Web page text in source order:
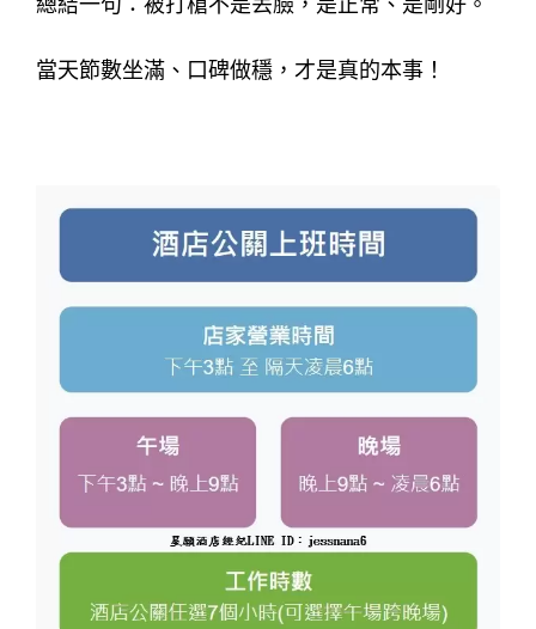
總結一句：被打槍不是丟臉，是正常、是剛好。
當天節數坐滿、口碑做穩，才是真的本事！